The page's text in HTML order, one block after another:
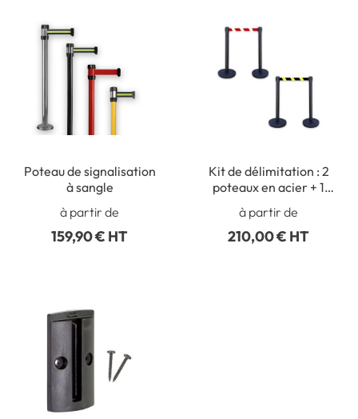
Poteau de signalisation
à sangle
à partir de
159,90 € HT
Kit de délimitation : 2
poteaux en acier + 1
à partir de
210,00 € HT